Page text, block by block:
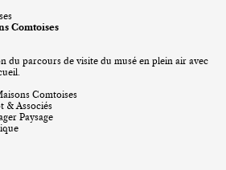
Comtoises
du parcours de visite du musé en plein air avec
Comtoises
& Associés
Paysage